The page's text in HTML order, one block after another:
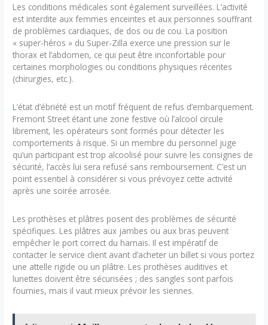
Les conditions médicales sont également surveillées. L’activité
est interdite aux femmes enceintes et aux personnes souffrant
de problèmes cardiaques, de dos ou de cou. La position
« super-héros » du Super-Zilla exerce une pression sur le
thorax et l’abdomen, ce qui peut être inconfortable pour
certaines morphologies ou conditions physiques récentes
(chirurgies, etc.).
L’état d’ébriété est un motif fréquent de refus d’embarquement.
Fremont Street étant une zone festive où l’alcool circule
librement, les opérateurs sont formés pour détecter les
comportements à risque. Si un membre du personnel juge
qu’un participant est trop alcoolisé pour suivre les consignes de
sécurité, l’accès lui sera refusé sans remboursement. C’est un
point essentiel à considérer si vous prévoyez cette activité
après une soirée arrosée.
Les prothèses et plâtres posent des problèmes de sécurité
spécifiques. Les plâtres aux jambes ou aux bras peuvent
empêcher le port correct du harnais. Il est impératif de
contacter le service client avant d’acheter un billet si vous portez
une attelle rigide ou un plâtre. Les prothèses auditives et
lunettes doivent être sécurisées ; des sangles sont parfois
fournies, mais il vaut mieux prévoir les siennes.